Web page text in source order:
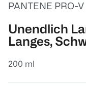
PANTENE PRO-V
Unendlich
Langes,
200 ml